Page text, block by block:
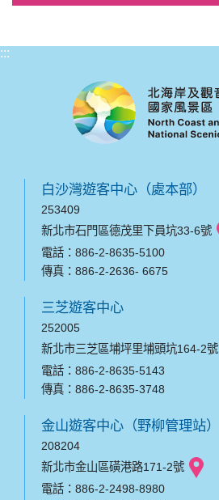
:::
白沙灣遊客中心（處本部）
253409
新北市石門區德茂里下員坑33-6號
電話：886-2-8635-5100
傳真：886-2-2636- 6675
三芝遊客中心
252005
新北市三芝區埔坪里埔頭坑164-2號
電話：886-2-8635-5143
傳真：886-2-8635-3748
金山遊客中心（野柳管理站）
208204
新北市金山區磺港路171-2號
電話：886-2-2498-8980